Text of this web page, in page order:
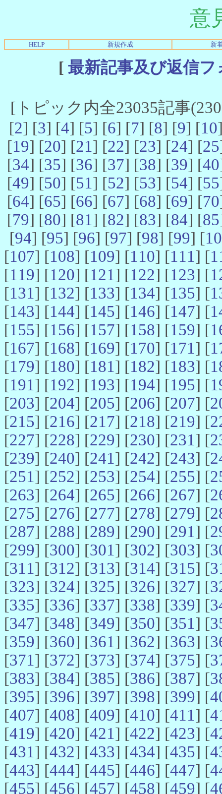
意
HELP 新規作成 新
[ 最新記事及び返信
[トピック内全23035記事
[2] [3] [4] [5] [6] [7] [8] [9] [10
[19] [20] [21] [22] [23] [24] [25
[34] [35] [36] [37] [38] [39] [40
[49] [50] [51] [52] [53] [54] [55
[64] [65] [66] [67] [68] [69] [70
[79] [80] [81] [82] [83] [84] [85
[94] [95] [96] [97] [98] [99] [
[107] [108] [109] [110] [111] [
[119] [120] [121] [122] [123] [
[131] [132] [133] [134] [135] [
[143] [144] [145] [146] [147] [
[155] [156] [157] [158] [159] [
[167] [168] [169] [170] [171] [
[179] [180] [181] [182] [183] [
[191] [192] [193] [194] [195] [
[203] [204] [205] [206] [207] [
[215] [216] [217] [218] [219] [
[227] [228] [229] [230] [231] [
[239] [240] [241] [242] [243] [
[251] [252] [253] [254] [255] [
[263] [264] [265] [266] [267] [
[275] [276] [277] [278] [279] [
[287] [288] [289] [290] [291] [
[299] [300] [301] [302] [303] [
[311] [312] [313] [314] [315] [
[323] [324] [325] [326] [327] [
[335] [336] [337] [338] [339] [
[347] [348] [349] [350] [351] [
[359] [360] [361] [362] [363] [
[371] [372] [373] [374] [375] [
[383] [384] [385] [386] [387] [
[395] [396] [397] [398] [399] [
[407] [408] [409] [410] [411] [
[419] [420] [421] [422] [423] [
[431] [432] [433] [434] [435] [
[443] [444] [445] [446] [447] [
[455] [456] [457] [458] [459] [